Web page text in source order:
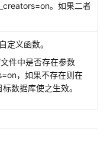
。如果二者
定义函数。
件中是否存在参数
，如果不存在则在
数据库使之生效。